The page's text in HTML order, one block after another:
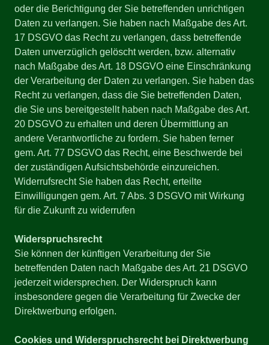
oder die Berichtigung der Sie betreffenden unrichtigen
Daten zu verlangen. Sie haben nach Maßgabe des Art.
17 DSGVO das Recht zu verlangen, dass betreffende
Daten unverzüglich gelöscht werden, bzw. alternativ
nach Maßgabe des Art. 18 DSGVO eine Einschränkung
der Verarbeitung der Daten zu verlangen. Sie haben das
Recht zu verlangen, dass die Sie betreffenden Daten,
die Sie uns bereitgestellt haben nach Maßgabe des Art.
20 DSGVO zu erhalten und deren Übermittlung an
andere Verantwortliche zu fordern. Sie haben ferner
gem. Art. 77 DSGVO das Recht, eine Beschwerde bei
der zuständigen Aufsichtsbehörde einzureichen.
Widerrufsrecht Sie haben das Recht, erteilte
Einwilligungen gem. Art. 7 Abs. 3 DSGVO mit Wirkung
für die Zukunft zu widerrufen
Widerspruchsrecht
Sie können der künftigen Verarbeitung der Sie
betreffenden Daten nach Maßgabe des Art. 21 DSGVO
jederzeit widersprechen. Der Widerspruch kann
insbesondere gegen die Verarbeitung für Zwecke der
Direktwerbung erfolgen.
Cookies und Widerspruchsrecht bei Direktwerbung